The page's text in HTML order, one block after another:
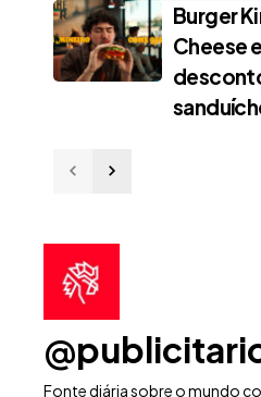
Burger
Cheese
Fonte diária sobre o mundo